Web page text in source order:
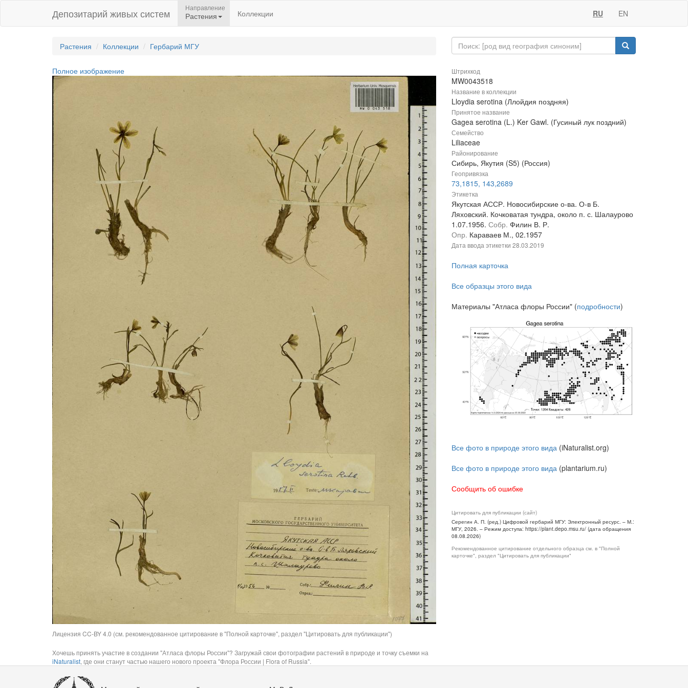
Депозитарий живых систем Направление
Растения Коллекции RU EN
Растения Коллекции Гербарий МГУ
Полное изображение
Лицензия CC-BY 4.0 (см. рекомендованное цитирование в "Полной карточке", раздел "Цитировать для публикации")
Хочешь принять участие в создании "Атласа флоры России"? Загружай свои фотографии растений в природе и точку съемки на
iNaturalist, где они станут частью нашего нового проекта "Флора России | Flora of Russia".
Штрихкод
MW0043518
Название в коллекции
Lloydia serotina (Ллойдия поздняя)
Принятое название
Gagea serotina (L.) Ker Gawl. (Гусиный лук поздний)
Семейство
Liliaceae
Районирование
Сибирь, Якутия (S5) (Россия)
Геопривязка
73,1815, 143,2689
Этикетка
Якутская АССР. Новосибирские о-ва. О-в Б.
Ляховский. Кочковатая тундра, около п. с. Шалаурово
1.07.1956. Собр. Филин В. Р.
Опр. Караваев М., 02.1957
Дата ввода этикетки 28.03.2019
Полная карточка
Все образцы этого вида
Материалы "Атласа флоры России" (подробности)
Все фото в природе этого вида (iNaturalist.org)
Все фото в природе этого вида (plantarium.ru)
Сообщить об ошибке
Цитировать для публикации (сайт)
Серегин А. П. (ред.) Цифровой гербарий МГУ: Электронный ресурс. – М.:
МГУ, 2026. – Режим доступа: https://plant.depo.msu.ru/ (дата обращения
08.08.2026)
Рекомендованное цитирование отдельного образца см. в "Полной
карточке", раздел "Цитировать для публикации"